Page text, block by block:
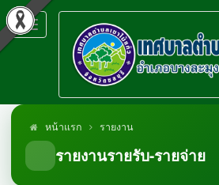
Toggle
navigation
หน้าแรก รายงาน
รายงานรายรับ-รายจ่าย